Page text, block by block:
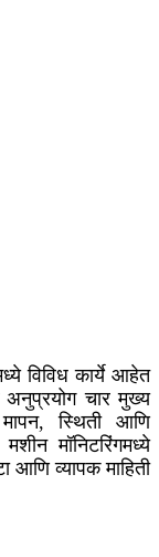
विविध कार्ये आहेत
अनुप्रयोग चार मुख्य
स्थिती आणि
मॉनिटरिंगमध्ये
आणि व्यापक माहिती